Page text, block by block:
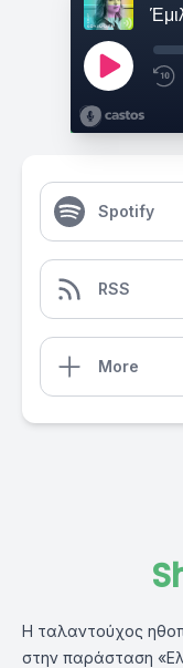
Spotify
RSS
More
Η ταλαντούχος
στην παράσταση